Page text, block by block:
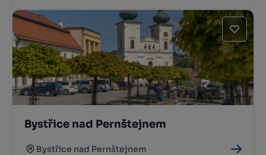
Bystřice nad Pernštejnem
Bystřice nad Pernštejnem